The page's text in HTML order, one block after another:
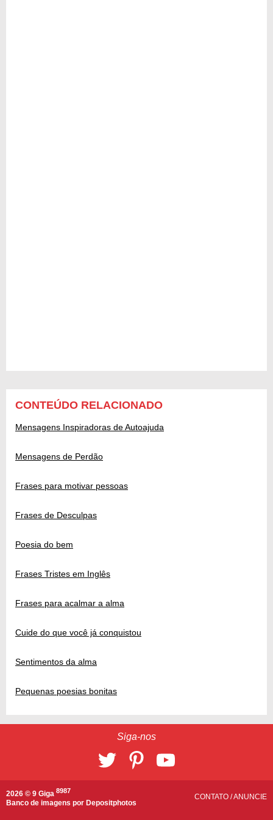
CONTEÚDO RELACIONADO
Mensagens Inspiradoras de Autoajuda
Mensagens de Perdão
Frases para motivar pessoas
Frases de Desculpas
Poesia do bem
Frases Tristes em Inglês
Frases para acalmar a alma
Cuide do que você já conquistou
Sentimentos da alma
Pequenas poesias bonitas
Siga-nos
2026 © 9 Giga 8987
Banco de imagens por Depositphotos
CONTATO /ANUNCIE